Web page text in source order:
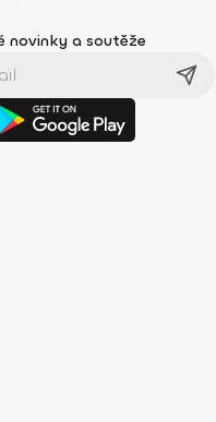
novinky a soutěže